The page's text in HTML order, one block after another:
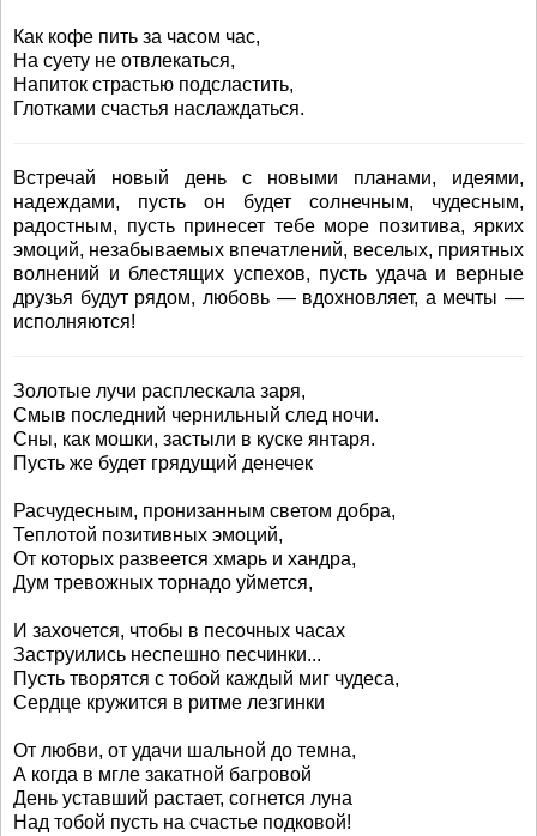
Как кофе пить за часом час,
На суету не отвлекаться,
Напиток страстью подсластить,
Глотками счастья наслаждаться.
Встречай новый день с новыми планами, идеями,
надеждами, пусть он будет солнечным, чудесным,
радостным, пусть принесет тебе море позитива, ярких
эмоций, незабываемых впечатлений, веселых, приятных
волнений и блестящих успехов, пусть удача и верные
друзья будут рядом, любовь — вдохновляет, а мечты —
исполняются!
Золотые лучи расплескала заря,
Смыв последний чернильный след ночи.
Сны, как мошки, застыли в куске янтаря.
Пусть же будет грядущий денечек
Расчудесным, пронизанным светом добра,
Теплотой позитивных эмоций,
От которых развеется хмарь и хандра,
Дум тревожных торнадо уймется,
И захочется, чтобы в песочных часах
Заструились неспешно песчинки...
Пусть творятся с тобой каждый миг чудеса,
Сердце кружится в ритме лезгинки
От любви, от удачи шальной до темна,
А когда в мгле закатной багровой
День уставший растает, согнется луна
Над тобой пусть на счастье подковой!